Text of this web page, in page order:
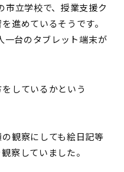
市立学校で、授業支援ク
進めているそうです。
一台のタブレット端末が
しているかという
観察にしても絵日記等
察していました。